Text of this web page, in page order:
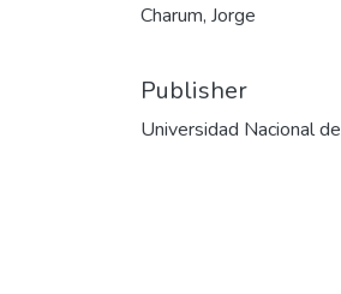
Charum, Jorge
Publisher
Universidad Nacional